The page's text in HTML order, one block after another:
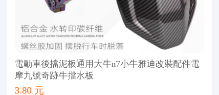
電動車後擋泥板通用大牛n7小牛雅迪改裝配件電
摩九號奇跡牛擋水板
3.80 元